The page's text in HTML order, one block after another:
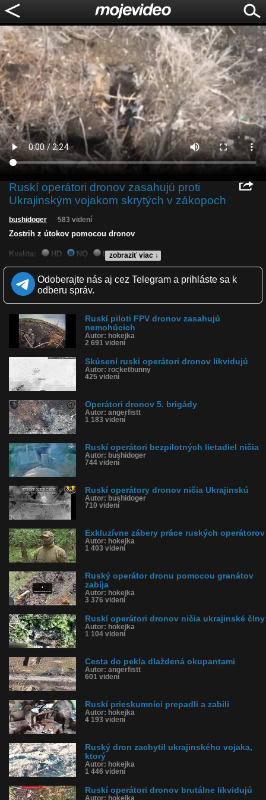
Ruskí operátori dronov zasahujú proti
Ukrajinským vojakom skrytých v zákopoch
zobraziť viac ↓
bushidoger 583 videní
Zostrih z útokov pomocou dronov
Kvalita: HD NQ
LQ
Zverejnené: 26.11.2024 12:52
Krajina: Ukrajina 🇺🇦
Páči sa: 60% (5 hlasov)
Obľúbené: 0
Komentárov: 0
Kategória: šokujúce
Tagy: dron, útok, vojna, ukrajina
História sledovanosti videa:
Odoberajte nás aj cez Telegram a prihláste sa k
odberu správ.
Ruskí piloti FPV dronov zasahujú
nemohúcich
Autor: hokejka
2 691 videní
Skúsení ruskí operátori dronov likvidujú
Autor: rocketbunny
425 videní
Operátori dronov 5. brigády
Autor: angerfistt
1 183 videní
Ruskí operátori bezpilotných lietadiel ničia
Autor: bushidoger
744 videní
Ruskí operátory dronov ničia Ukrajinskú
Autor: bushidoger
710 videní
Exkluzívne zábery práce ruských operátorov
Autor: hokejka
1 403 videní
Ruský operátor dronu pomocou granátov
zabíja
Autor: hokejka
3 376 videní
Ruskí operátori dronov ničia ukrajinské člny
Autor: hokejka
1 104 videní
Cesta do pekla dlaždená okupantami
Autor: angerfistt
601 videní
Ruskí prieskumníci prepadli a zabili
Autor: hokejka
4 193 videní
Ruský dron zachytil ukrajinského vojaka,
ktorý
Autor: hokejka
1 446 videní
Ruskí operátori dronov brutálne likvidujú
Autor: hokejka